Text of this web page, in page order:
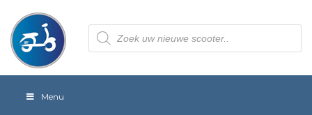
Producten
zoeken
Menu